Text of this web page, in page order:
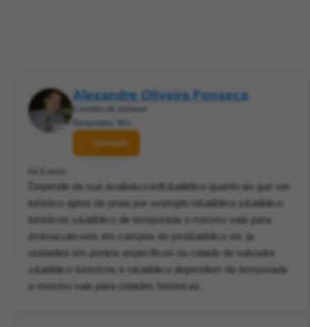
Alexandre Oliveira Fonseca
Corretor de imóveis
Respostas: 961
Contatar
há 6 anos
Depende da sua avalia&ccedil;&atilde;o quanto ao que ser
turistico aptos de praia por exemplo n&atilde;o s&atilde;o
turisticos s&atilde;o de temporada o mesmo vale para
im&oacute;veis em campos do jord&atilde;o etc ja
unidades em pontos especificos na cidade de salvador
s&atilde;o turisticos e n&atilde;o dependem de temporada
o mesmo vale para cidades historicas.